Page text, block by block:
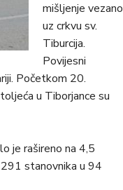
mišljenje vezano
uz crkvu sv.
Tiburcija.
Povijesni
Početkom 20.
u Tiborjance su
je rašireno na 4,5
stanovnika u 94